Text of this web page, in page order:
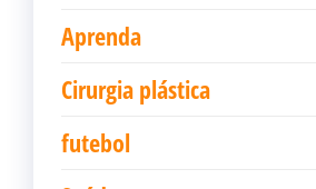
Aprenda
Cirurgia plástica
futebol